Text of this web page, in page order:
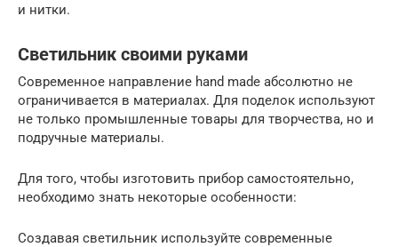
и нитки.
Светильник своими руками
Современное направление hand made абсолютно не
ограничивается в материалах. Для поделок используют
не только промышленные товары для творчества, но и
подручные материалы.
Для того, чтобы изготовить прибор самостоятельно,
необходимо знать некоторые особенности:
Создавая светильник используйте современные